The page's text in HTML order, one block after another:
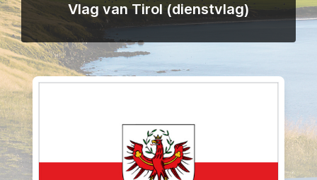
Vlag van Tirol (dienstvlag)